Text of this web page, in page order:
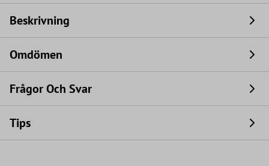
Beskrivning
Omdömen
Frågor Och Svar
Tips